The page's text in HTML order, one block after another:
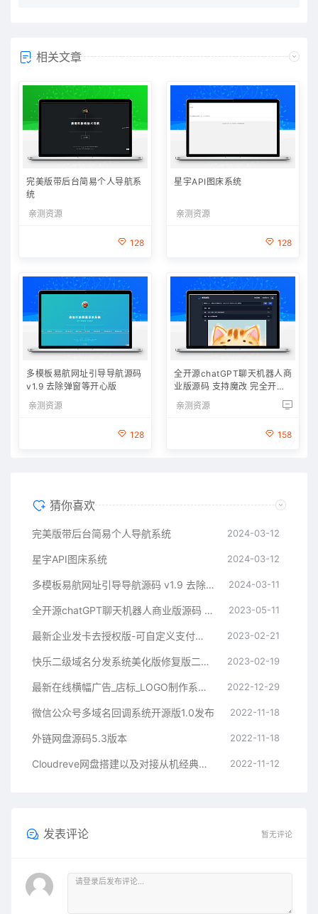
相关文章
完美版带后台简易个人导航系
统
亲测资源
128
星宇API图床系统
亲测资源
128
多模板易航网址引导导航源码
v1.9 去除弹窗等开心版
亲测资源
128
全开源chatGPT聊天机器人商
业版源码 支持魔改 完全开放
源代码
亲测资源
158
猜你喜欢
完美版带后台简易个人导航系统 2024-03-12
星宇API图床系统 2024-03-12
多模板易航网址引导导航源码 v1.9 去除弹窗等开心版 2024-03-11
全开源chatGPT聊天机器人商业版源码 支持魔改 完全开放源代码 2023-05-11
最新企业发卡去授权版-可自定义支付接口 2023-02-21
快乐二级域名分发系统美化版修复版二开版 2023-02-19
最新在线横幅广告_店标_LOGO制作系统源码本地接口版 2022-12-29
微信公众号多域名回调系统开源版1.0发布 2022-11-18
外链网盘源码5.3版本 2022-11-18
Cloudreve网盘搭建以及对接从机经典教程 2022-11-12
发表评论 暂无评论